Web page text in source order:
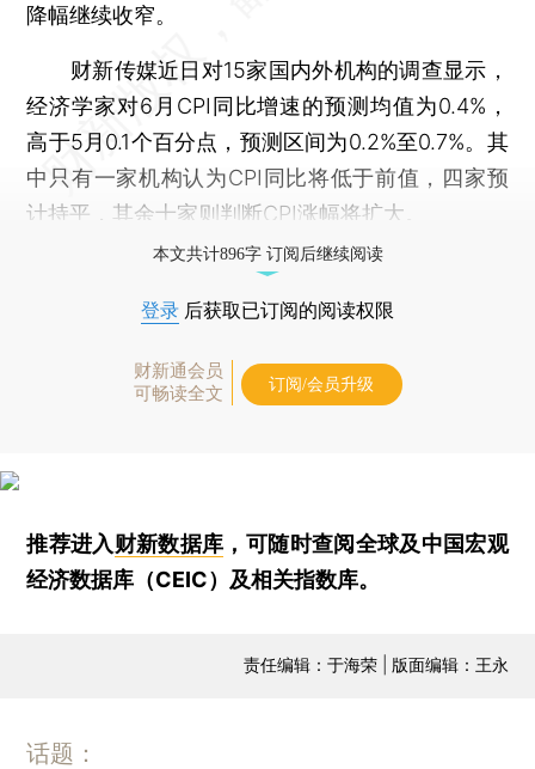
降幅继续收窄。
财新传媒近日对15家国内外机构的调查显示，
经济学家对6月CPI同比增速的预测均值为0.4%，
高于5月0.1个百分点，预测区间为0.2%至0.7%。其
中只有一家机构认为CPI同比将低于前值，四家预
计持平，其余十家则判断CPI涨幅将扩大。
本文共计896字 订阅后继续阅读
登录 后获取已订阅的阅读权限
财新通会员
可畅读全文
订阅/会员升级
推荐进入财新数据库 ，可随时查阅全球及中国宏观
经济数据库（CEIC）及相关指数库。
责任编辑：于海荣 | 版面编辑：王永
话题：